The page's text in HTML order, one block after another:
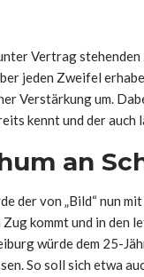
Vertrag
jeden Zweifel
Verstärkung um.
kennt und der
an
der von „Bild“ nun
Zug kommt und in
würde dem 25-
So soll sich etwa